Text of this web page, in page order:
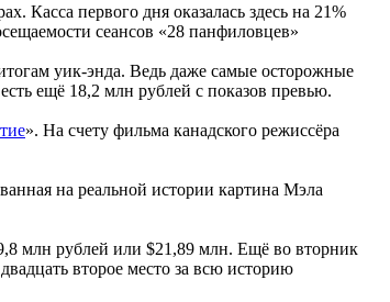
Касса первого дня оказалась здесь на 21%
сеансов «28 панфиловцев»
уик-энда. Ведь даже самые осторожные
ещё 18,2 млн рублей с показов превью.
». На счету фильма канадского режиссёра
на реальной истории картина Мэла
млн рублей или $21,89 млн. Ещё во вторник
второе место за всю историю